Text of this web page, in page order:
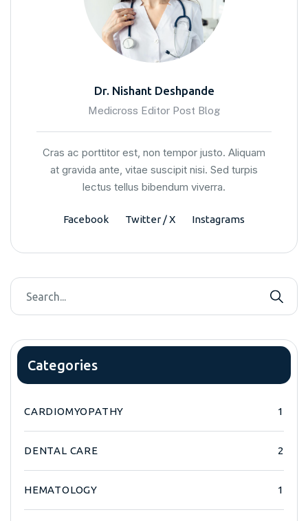
Dr. Nishant Deshpande
Medicross Editor Post Blog
Cras ac porttitor est, non tempor justo. Aliquam
at gravida ante, vitae suscipit nisi. Sed turpis
lectus tellus bibendum viverra.
Facebook Twitter / X Instagrams
Categories
CARDIOMYOPATHY 1
DENTAL CARE 2
HEMATOLOGY 1